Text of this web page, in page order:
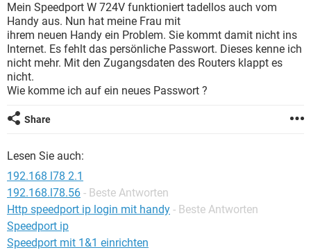
FACEBOOK HARDWARE
WHATSAPP TIKTOK
FACEBOOK HARDWARE
ANDROID IOS
WINDOWS 10 INSTAGRAM
WHATSAPP TIKTOK
FACEBOOK
Mein Speedport W 724V funktioniert tadellos auch vom
Handy aus. Nun hat meine Frau mit
ihrem neuen Handy ein Problem. Sie kommt damit nicht ins
Internet. Es fehlt das persönliche Passwort. Dieses kenne ich
nicht mehr. Mit den Zugangsdaten des Routers klappt es
nicht.
Wie komme ich auf ein neues Passwort ?
Share
Lesen Sie auch:
192.168 l78 2.1
192.168.l78.56 - Beste Antworten
Http speedport ip login mit handy - Beste Antworten
Speedport ip
Speedport mit 1&1 einrichten